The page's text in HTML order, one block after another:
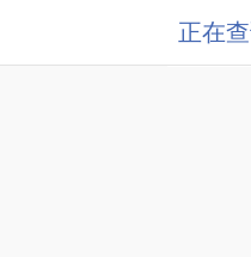
正在